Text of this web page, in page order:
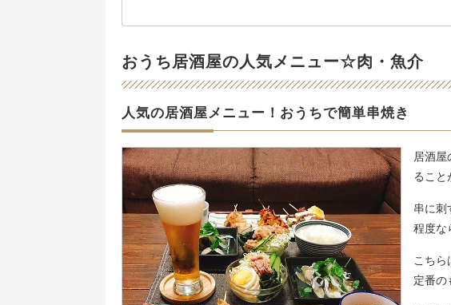
おうち居酒屋の人気メニュー☆肉・魚介
人気の居酒屋メニュー！おうちで簡単串焼き
居酒
ること
串に刺
程度な
こち
定番の